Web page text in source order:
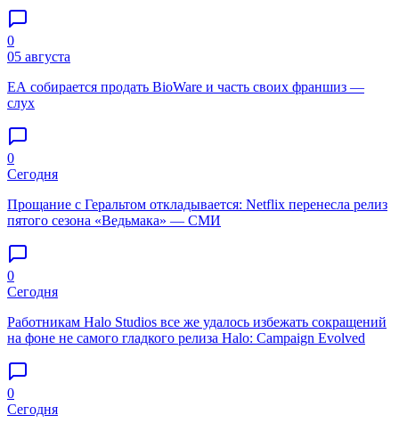
0
05 августа
EA собирается продать BioWare и часть своих франшиз —
слух
0
Сегодня
Прощание с Геральтом откладывается: Netflix перенесла релиз
пятого сезона «Ведьмака» — СМИ
0
Сегодня
Работникам Halo Studios все же удалось избежать сокращений
на фоне не самого гладкого релиза Halo: Campaign Evolved
0
Сегодня